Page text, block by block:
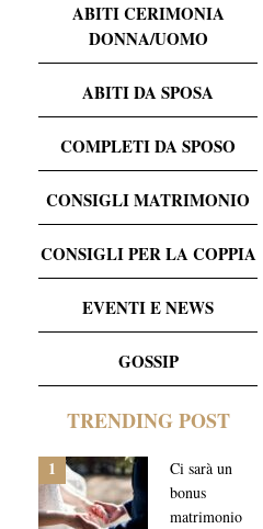
ABITI CERIMONIA
DONNA/UOMO
ABITI DA SPOSA
COMPLETI DA SPOSO
CONSIGLI MATRIMONIO
CONSIGLI PER LA COPPIA
EVENTI E NEWS
GOSSIP
TRENDING POST
Ci sarà un
bonus
matrimonio
1